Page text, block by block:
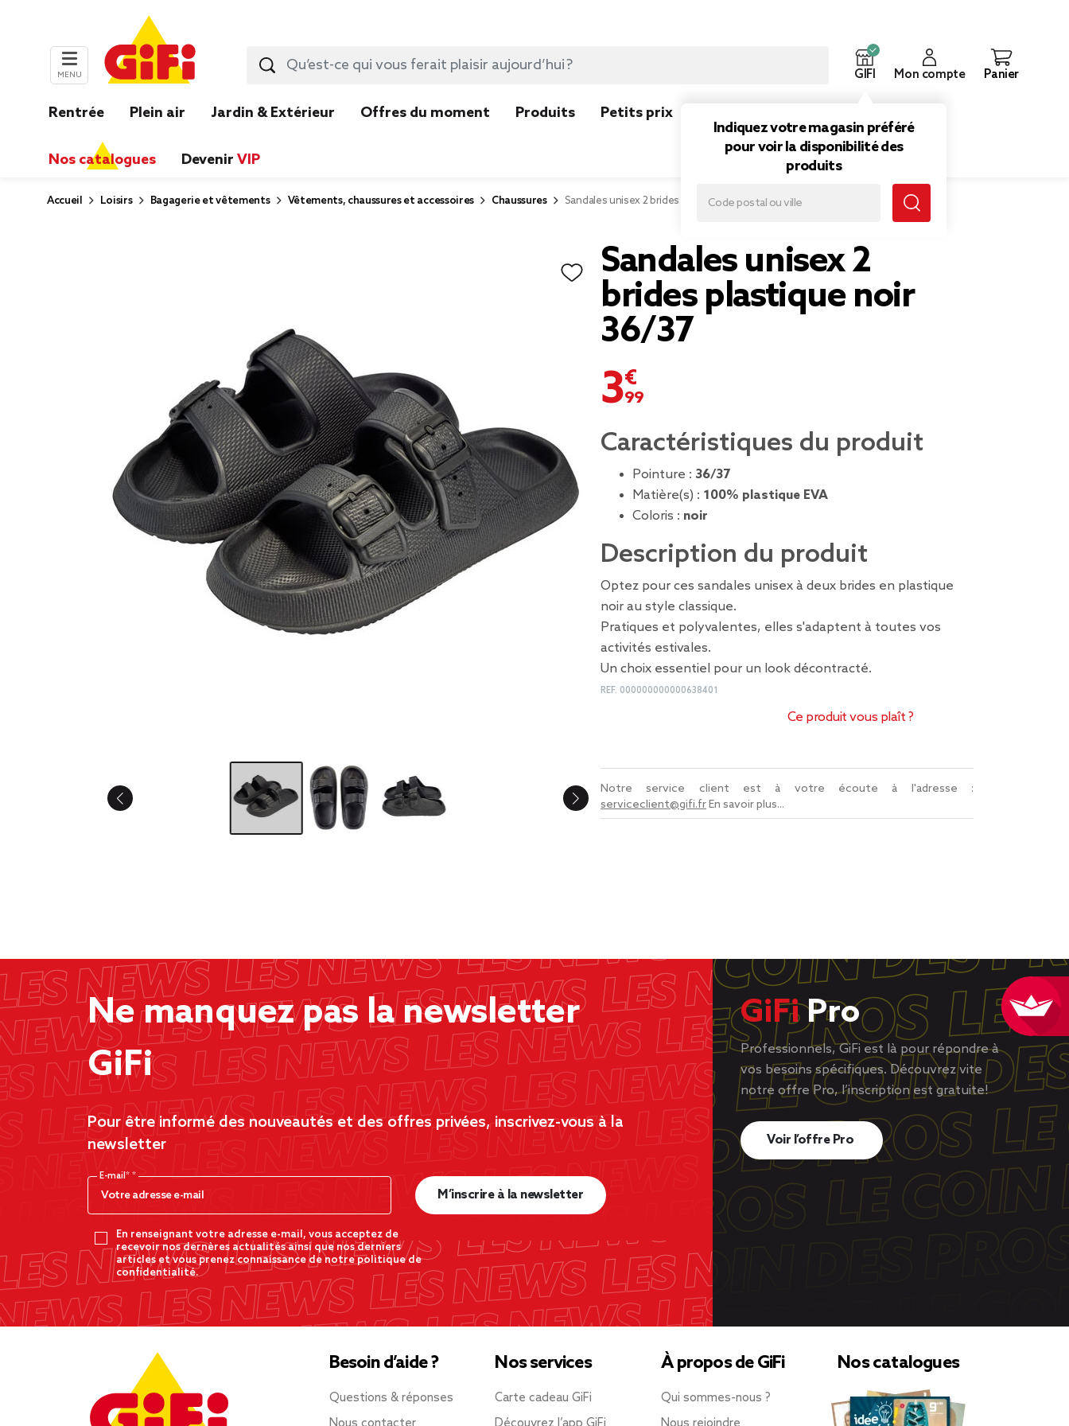
MENU GIFI
Indiquez votre magasin préféré
pour voir la disponibilité des
produits
Mon compte Panier
Rentrée Plein air Jardin & Extérieur Offres du moment Produits Petits prix
Nos catalogues Devenir VIP
Accueil Loisirs Bagagerie et vêtements Vêtements, chaussures et accessoires Chaussures Sandales unisex 2 brides plastique noir 36/37
Sandales unisex 2
brides plastique noir
36/37
3,99 €
Caractéristiques du produit
Pointure : 36/37
Matière(s) : 100% plastique EVA
Coloris : noir
Description du produit
Optez pour ces sandales unisex à deux brides en plastique
noir au style classique.
Pratiques et polyvalentes, elles s'adaptent à toutes vos
activités estivales.
Un choix essentiel pour un look décontracté.
REF. 000000000000638401
Ce produit vous plaît ?
Notre service client est à votre écoute à l'adresse :
serviceclient@gifi.frEn savoir plus...
Ne manquez pas la newsletter
GiFi
Pour être informé des nouveautés et des offres privées, inscrivez-vous à la
newsletter
E-mail*
En renseignant votre adresse e-mail, vous acceptez de
recevoir nos dernères actualités ainsi que nos derniers
articles et vous prenez connaissance de notre politique de
confidentialité.
M’inscrire à la newsletter
GiFiPro
Professionnels, GiFi est là pour répondre à
vos besoins spécifiques. Découvrez vite
notre offre Pro, l’inscription est gratuite!
Voir l’offre Pro
Besoin d’aide ?
Questions & réponses
Nos services
Carte cadeau GiFi
À propos de GiFi
Qui sommes-nous ?
Nos catalogues